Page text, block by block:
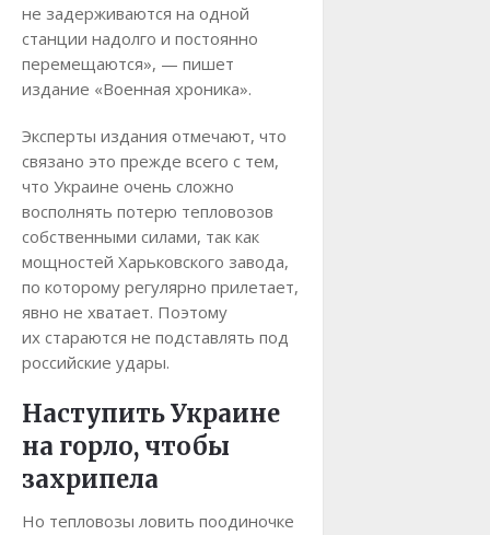
не задерживаются на одной
станции надолго и постоянно
перемещаются», — пишет
издание «Военная хроника».
Эксперты издания отмечают, что
связано это прежде всего с тем,
что Украине очень сложно
восполнять потерю тепловозов
собственными силами, так как
мощностей Харьковского завода,
по которому регулярно прилетает,
явно не хватает. Поэтому
их стараются не подставлять под
российские удары.
Наступить Украине
на горло, чтобы
захрипела
Но тепловозы ловить поодиночке